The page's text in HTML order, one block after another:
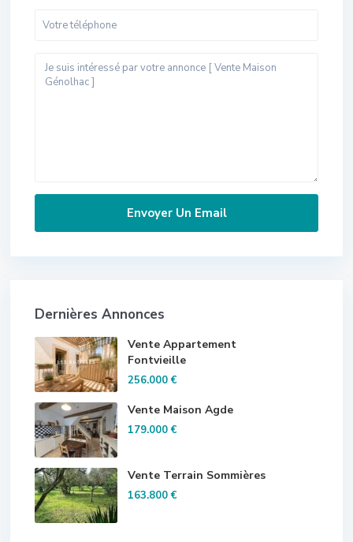
Dernières Annonces
Vente Appartement
Fontvieille
256.000 €
Vente Maison Agde
179.000 €
Vente Terrain Sommières
163.800 €